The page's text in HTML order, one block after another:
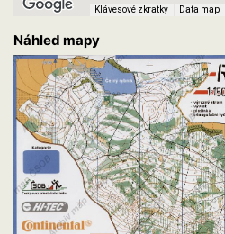
Klávesové zkratky Data map
Náhled mapy